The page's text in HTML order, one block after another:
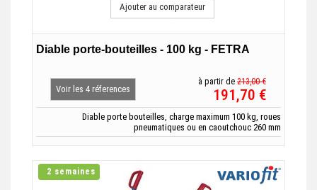
Diable porte-bouteilles - 100 kg - FETRA
Voir les 4 réferences
à partir de 213,00 €
191,70 €
Diable porte bouteilles, charge maximum 100 kg, roues
pneumatiques ou en caoutchouc 260 mm
Ajouter au comparateur
2 semaines